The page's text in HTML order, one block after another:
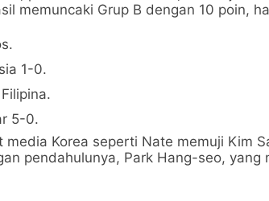
memuncaki Grup B dengan 10 poin,
1-0.
5-0.
media Korea seperti Nate memuji Kim
pendahulunya, Park Hang-seo, yang